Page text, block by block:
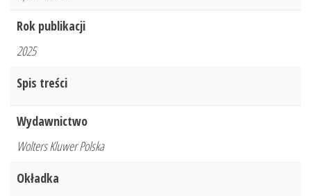
Rok publikacji
2025
Spis treści
Wydawnictwo
Wolters Kluwer Polska
Okładka